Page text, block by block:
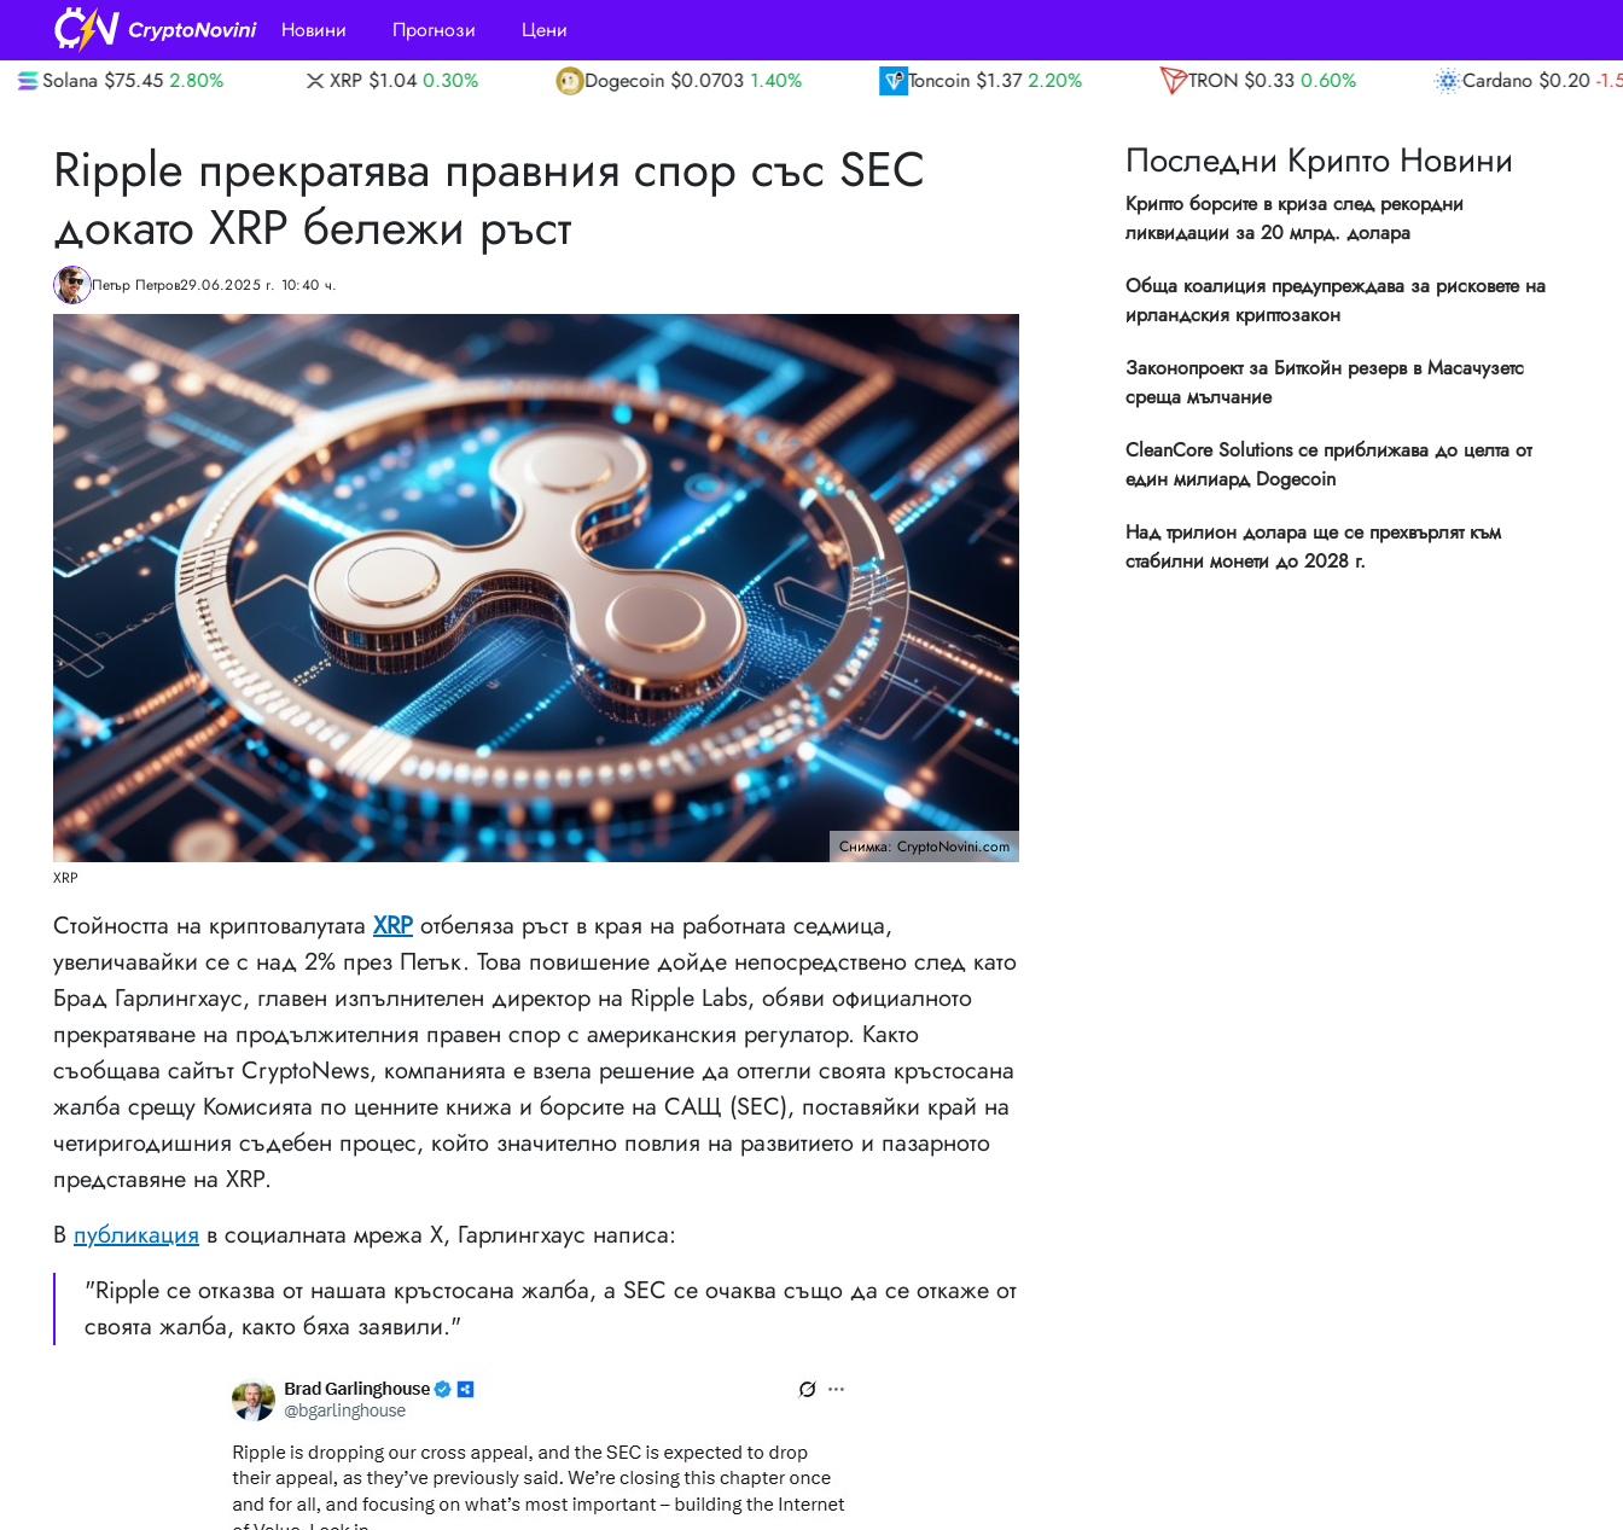
Новини Прогнози
Цени
XRP $1.04 0.30% Dogecoin $0.0703 1.40% Toncoin $1.37 TRON $0.33 Cardano $0.20 -1.50%
Ripple прекратява правния спор със SEC
докато XRP бележи ръст
Петър Петров29.06.2025 г. 10:40 ч.
Снимка: CryptoNovini.com
XRP
Стойността на криптовалутата XRP отбеляза ръст в края на работната седмица,
увеличавайки се с над 2% през Петък. Това повишение дойде непосредствено след като
Брад Гарлингхаус, главен изпълнителен директор на Ripple Labs, обяви официалното
прекратяване на продължителния правен спор с американския регулатор. Както
съобщава сайтът CryptoNews, компанията е взела решение да оттегли своята кръстосана
жалба срещу Комисията по ценните книжа и борсите на САЩ (SEC), поставяйки край на
четиригодишния съдебен процес, който значително повлия на развитието и пазарното
представяне на XRP.
В публикация в социалната мрежа X, Гарлингхаус написа:
"Ripple се отказва от нашата кръстосана жалба, а SEC се очаква също да се откаже от
своята жалба, както бяха заявили."
Последни Крипто Новини
Крипто борсите в криза след рекордни
ликвидации за 20 млрд. долара
Обща коалиция предупреждава за рисковете на
ирландския криптозакон
Законопроект за Биткойн резерв в Масачузетс
среща мълчание
CleanCore Solutions се приближава до целта от
един милиард Dogecoin
Над трилион долара ще се прехвърлят към
стабилни монети до 2028 г.